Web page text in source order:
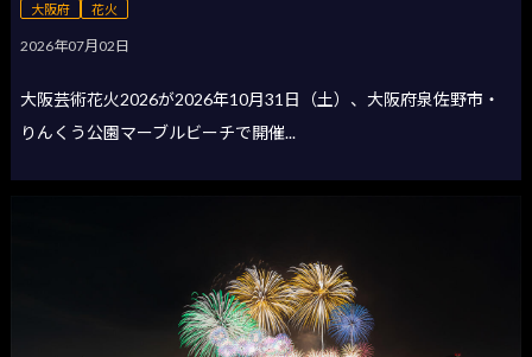
大阪府 花火
2026年07月02日
大阪芸術花火2026が2026年10月31日（土）、大阪府泉佐野市・
りんくう公園マーブルビーチで開催...